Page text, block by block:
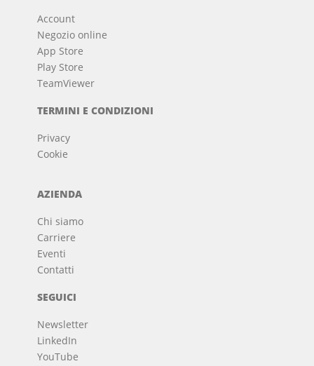
Account
Negozio online
App Store
Play Store
TeamViewer
TERMINI E CONDIZIONI
Privacy
Cookie
AZIENDA
Chi siamo
Carriere
Eventi
Contatti
SEGUICI
Newsletter
LinkedIn
YouTube